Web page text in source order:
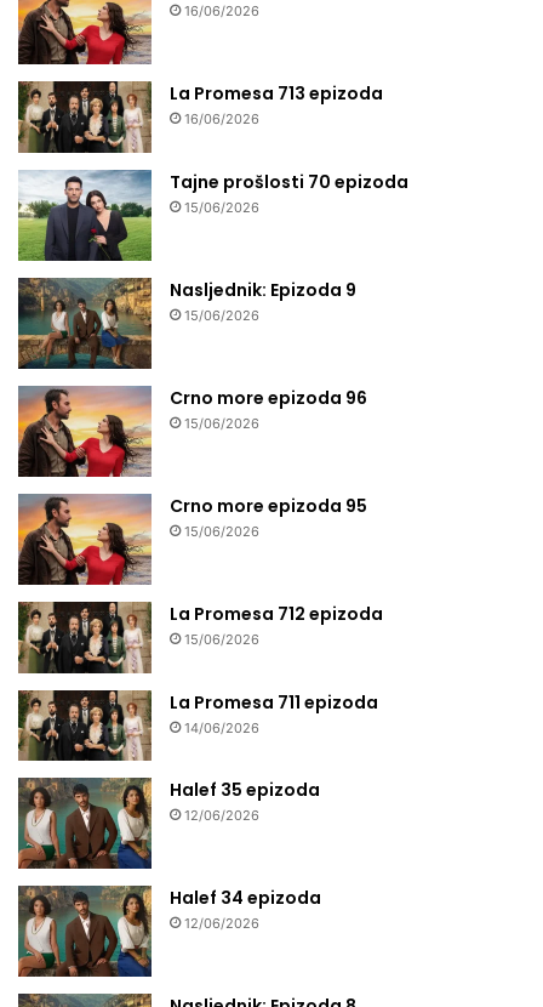
16/06/2026
La Promesa 713 epizoda
16/06/2026
Tajne prošlosti 70 epizoda
15/06/2026
Nasljednik: Epizoda 9
15/06/2026
Crno more epizoda 96
15/06/2026
Crno more epizoda 95
15/06/2026
La Promesa 712 epizoda
15/06/2026
La Promesa 711 epizoda
14/06/2026
Halef 35 epizoda
12/06/2026
Halef 34 epizoda
12/06/2026